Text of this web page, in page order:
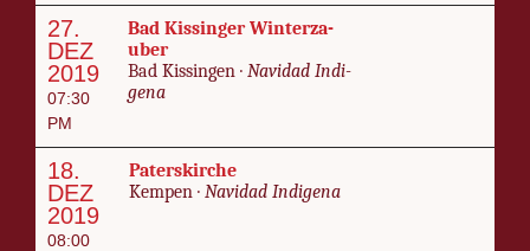
27.
DEZ
2019
07:30
PM
Bad Kissinger Win­terza­
uber
Bad Kissin­gen · Navi­dad In­di­
ge­na
18.
DEZ
2019
08:00
Pa­ter­skirche
Kem­pen · Navi­dad In­di­ge­na